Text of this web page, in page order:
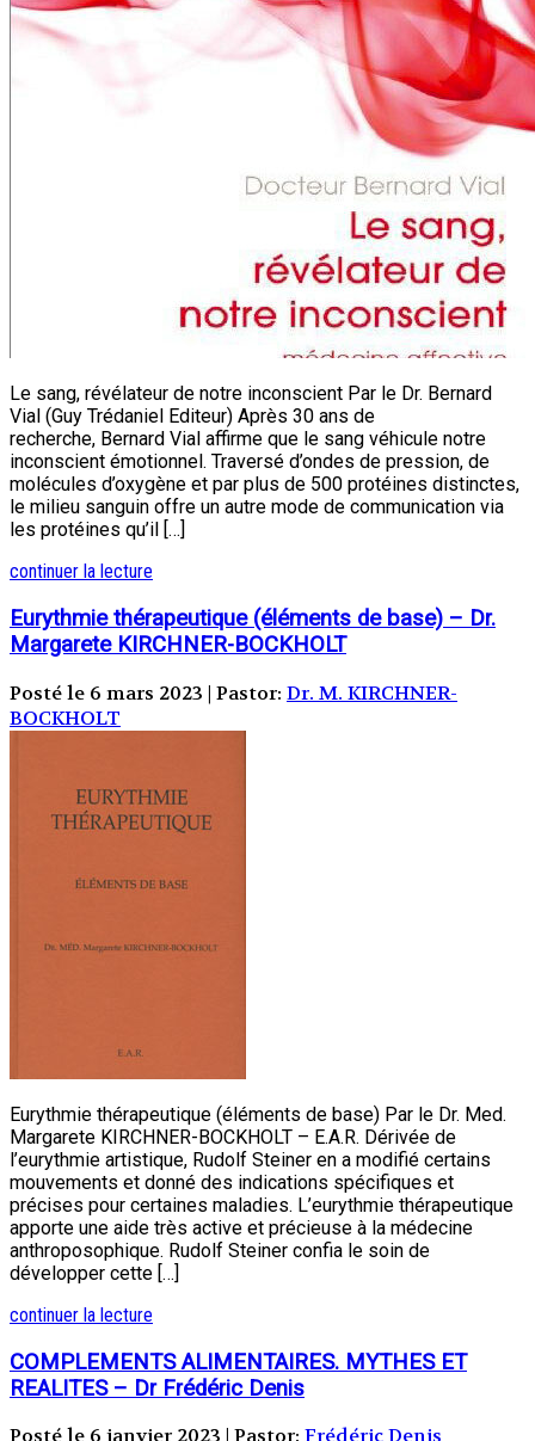
Le sang, révélateur de notre inconscient Par le Dr. Bernard
Vial (Guy Trédaniel Editeur) Après 30 ans de
recherche, Bernard Vial affirme que le sang véhicule notre
inconscient émotionnel. Traversé d’ondes de pression, de
molécules d’oxygène et par plus de 500 protéines distinctes,
le milieu sanguin offre un autre mode de communication via
les protéines qu’il […]
continuer la lecture
Eurythmie thérapeutique (éléments de base) – Dr.
Margarete KIRCHNER-BOCKHOLT
Posté le 6 mars 2023 | Pastor: Dr. M. KIRCHNER-
BOCKHOLT
Eurythmie thérapeutique (éléments de base) Par le Dr. Med.
Margarete KIRCHNER-BOCKHOLT – E.A.R. Dérivée de
l’eurythmie artistique, Rudolf Steiner en a modifié certains
mouvements et donné des indications spécifiques et
précises pour certaines maladies. L’eurythmie thérapeutique
apporte une aide très active et précieuse à la médecine
anthroposophique. Rudolf Steiner confia le soin de
développer cette […]
continuer la lecture
COMPLEMENTS ALIMENTAIRES. MYTHES ET
REALITES – Dr Frédéric Denis
Posté le 6 janvier 2023 | Pastor: Frédéric Denis